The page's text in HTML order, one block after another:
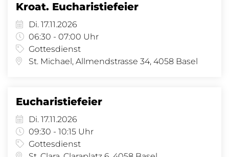
Kroat. Eucharistiefeier
Di. 17.11.2026
06:30 - 07:00 Uhr
Gottesdienst
St. Michael, Allmendstrasse 34, 4058 Basel
Eucharistiefeier
Di. 17.11.2026
09:30 - 10:15 Uhr
Gottesdienst